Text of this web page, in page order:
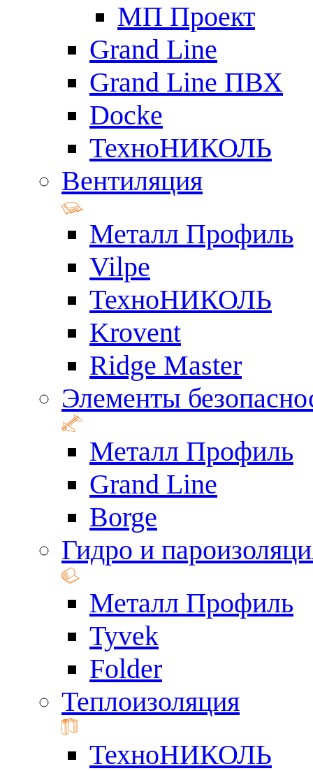
МП Проект
Grand Line
Grand Line ПВХ
Docke
ТехноНИКОЛЬ
Вентиляция
Металл Профиль
Vilpe
ТехноНИКОЛЬ
Krovent
Ridge Master
Элементы
Металл Профиль
Grand Line
Borge
Гидро и
Металл Профиль
Tyvek
Folder
Теплоизоляция
ТехноНИКОЛЬ